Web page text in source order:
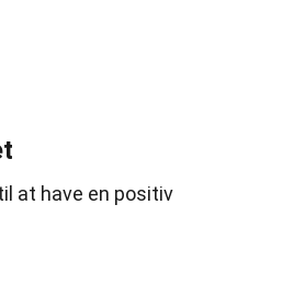
at have en positiv